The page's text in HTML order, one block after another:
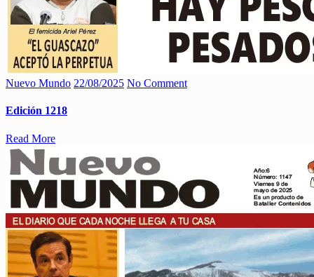
Nuevo Mundo 22/08/2025 No Comment
Edición 1218
Read More